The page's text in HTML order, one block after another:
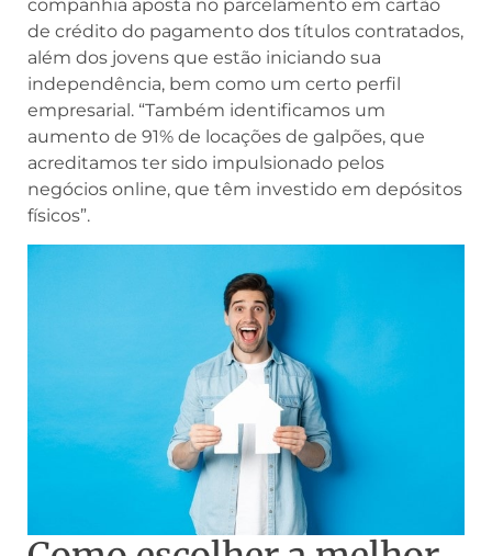
companhia aposta no parcelamento em cartão
de crédito do pagamento dos títulos contratados,
além dos jovens que estão iniciando sua
independência, bem como um certo perfil
empresarial. “Também identificamos um
aumento de 91% de locações de galpões, que
acreditamos ter sido impulsionado pelos
negócios online, que têm investido em depósitos
físicos”.